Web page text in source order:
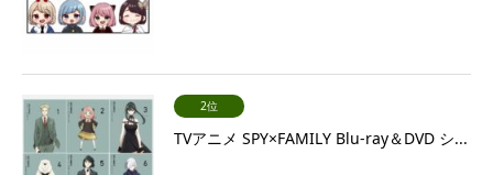
2位
TVアニメ SPY×FAMILY Blu-ray＆DVD シ...